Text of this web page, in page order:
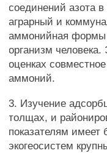
соединений азота
аграрный и
аммонийная формы
организм
оценках
аммоний.
3. Изучение
толщах, и
показателям имеет
экогеосистем